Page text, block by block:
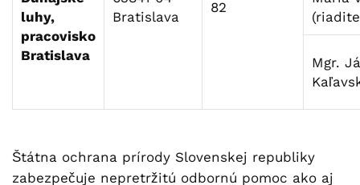
luhy,
pracovisko
Bratislava
Bratislava
82
Mgr.
Štátna ochrana prírody Slovenskej republiky
zabezpečuje nepretržitú odbornú pomoc ako aj